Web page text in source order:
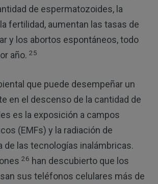
de espermatozoides, la
fertilidad, aumentan las tasas de
y los abortos espontáneos, todo
año. 25
que puede desempeñar un
en el descenso de la cantidad de
es la exposición a campos
(EMFs) y la radiación de
de las tecnologías inalámbricas.
26 han descubierto que los
sus teléfonos celulares más de